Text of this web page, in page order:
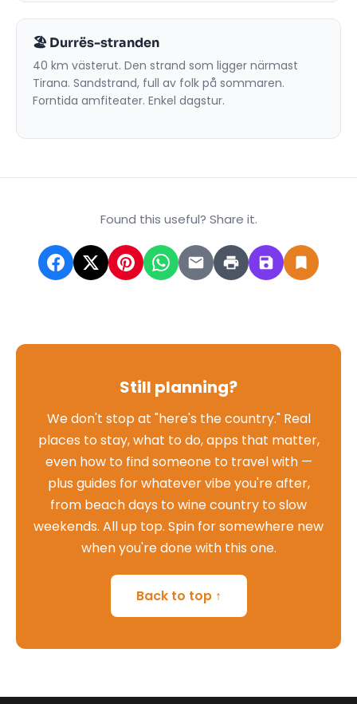
🏖️ Durrës-stranden
40 km västerut. Den strand som ligger närmast
Tirana. Sandstrand, full av folk på sommaren.
Forntida amfiteater. Enkel dagstur.
Found this useful? Share it.
Still planning?
We don't stop at "here's the country." Real
places to stay, what to do, apps that matter,
even how to find someone to travel with —
plus guides for whatever vibe you're after,
from beach days to wine country to slow
weekends. All up top. Spin for somewhere new
when you're done with this one.
Back to top ↑